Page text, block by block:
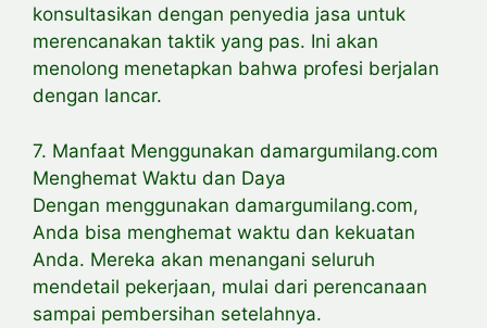
konsultasikan dengan penyedia jasa untuk
merencanakan taktik yang pas. Ini akan
menolong menetapkan bahwa profesi berjalan
dengan lancar.
7. Manfaat Menggunakan damargumilang.com
Menghemat Waktu dan Daya
Dengan menggunakan damargumilang.com,
Anda bisa menghemat waktu dan kekuatan
Anda. Mereka akan menangani seluruh
mendetail pekerjaan, mulai dari perencanaan
sampai pembersihan setelahnya.